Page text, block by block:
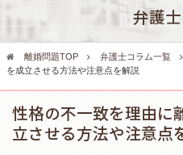
弁護
離婚問題TOP 弁護士コラム一覧
を成立させる方法や注意点を解説
性格の不一致を理由に
立させる方法や注意点